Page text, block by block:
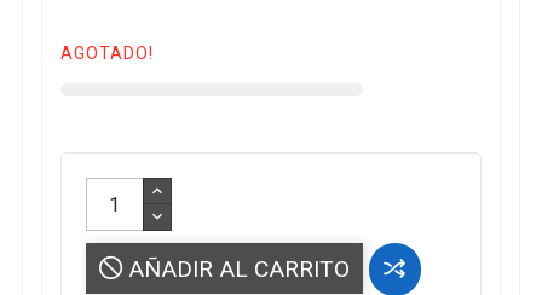
AGOTADO!
AÑADIR AL CARRITO